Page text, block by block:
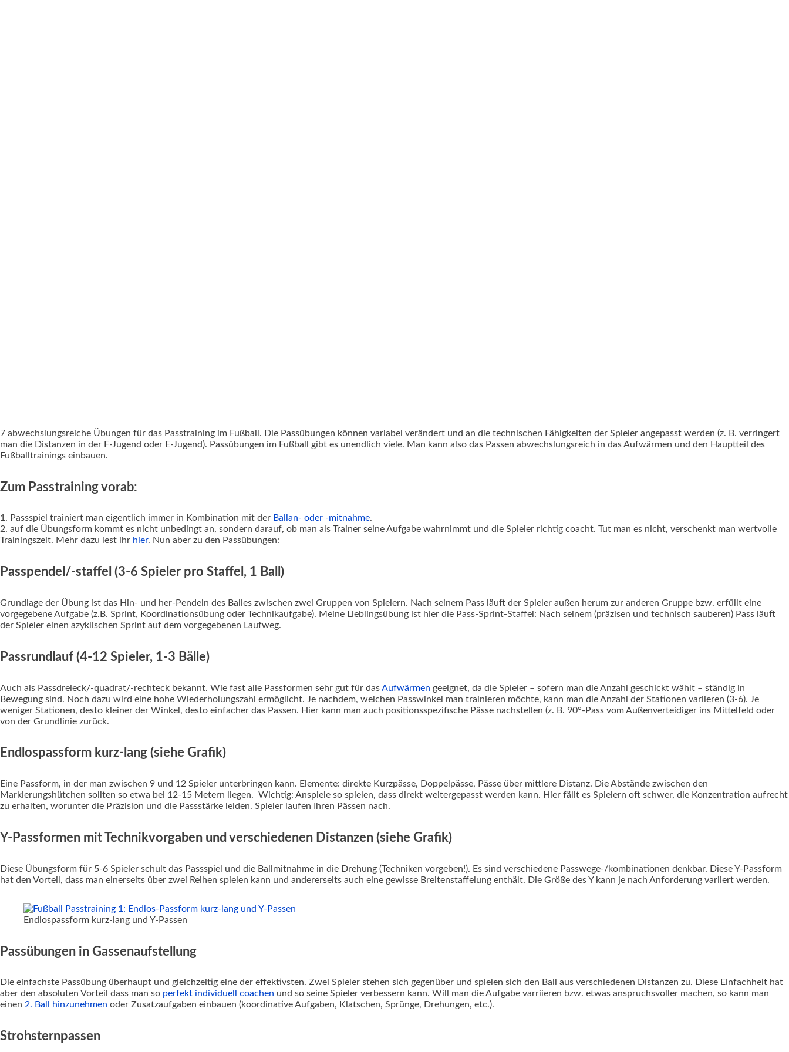
7 abwechslungsreiche Übungen für das Passtraining im Fußball. Die Passübungen können variabel verändert und an die technischen Fähigkeiten der Spieler angepasst werden (z. B. verringert
man die Distanzen in der F-Jugend oder E-Jugend). Passübungen im Fußball gibt es unendlich viele. Man kann also das Passen abwechslungsreich in das Aufwärmen und den Hauptteil des
Fußballtrainings einbauen.
Zum Passtraining vorab:
1. Passspiel trainiert man eigentlich immer in Kombination mit der Ballan- oder -mitnahme.
2. auf die Übungsform kommt es nicht unbedingt an, sondern darauf, ob man als Trainer seine Aufgabe wahrnimmt und die Spieler richtig coacht. Tut man es nicht, verschenkt man wertvolle
Trainingszeit. Mehr dazu lest ihr hier. Nun aber zu den Passübungen:
Passpendel/-staffel (3-6 Spieler pro Staffel, 1 Ball)
Grundlage der Übung ist das Hin- und her-Pendeln des Balles zwischen zwei Gruppen von Spielern. Nach seinem Pass läuft der Spieler außen herum zur anderen Gruppe bzw. erfüllt eine
vorgegebene Aufgabe (z.B. Sprint, Koordinationsübung oder Technikaufgabe). Meine Lieblingsübung ist hier die Pass-Sprint-Staffel: Nach seinem (präzisen und technisch sauberen) Pass läuft
der Spieler einen azyklischen Sprint auf dem vorgegebenen Laufweg.
Passrundlauf (4-12 Spieler, 1-3 Bälle)
Auch als Passdreieck/-quadrat/-rechteck bekannt. Wie fast alle Passformen sehr gut für dasAufwärmen geeignet, da die Spieler – sofern man die Anzahl geschickt wählt – ständig in
Bewegung sind. Noch dazu wird eine hohe Wiederholungszahl ermöglicht. Je nachdem, welchen Passwinkel man trainieren möchte, kann man die Anzahl der Stationen variieren (3-6). Je
weniger Stationen, desto kleiner der Winkel, desto einfacher das Passen. Hier kann man auch positionsspezifische Pässe nachstellen (z. B. 90°-Pass vom Außenverteidiger ins Mittelfeld oder
von der Grundlinie zurück.
Endlospassform kurz-lang (siehe Grafik)
Eine Passform, in der man zwischen 9 und 12 Spieler unterbringen kann. Elemente: direkte Kurzpässe, Doppelpässe, Pässe über mittlere Distanz. Die Abstände zwischen den
Markierungshütchen sollten so etwa bei 12-15 Metern liegen. Wichtig: Anspiele so spielen, dass direkt weitergepasst werden kann. Hier fällt es Spielern oft schwer, die Konzentration aufrecht
zu erhalten, worunter die Präzision und die Passstärke leiden. Spieler laufen Ihren Pässen nach.
Y-Passformen mit Technikvorgaben und verschiedenen Distanzen (siehe Grafik)
Diese Übungsform für 5-6 Spieler schult das Passspiel und die Ballmitnahme in die Drehung (Techniken vorgeben!). Es sind verschiedene Passwege-/kombinationen denkbar. Diese Y-Passform
hat den Vorteil, dass man einerseits über zwei Reihen spielen kann und andererseits auch eine gewisse Breitenstaffelung enthält. Die Größe des Y kann je nach Anforderung variiert werden.
Endlospassform kurz-lang und Y-Passen
Passübungen in Gassenaufstellung
Die einfachste Passübung überhaupt und gleichzeitig eine der effektivsten. Zwei Spieler stehen sich gegenüber und spielen sich den Ball aus verschiedenen Distanzen zu. Diese Einfachheit hat
aber den absoluten Vorteil dass man so perfekt individuell coachen und so seine Spieler verbessern kann. Will man die Aufgabe varriieren bzw. etwas anspruchsvoller machen, so kann man
einen 2. Ball hinzunehmen oder Zusatzaufgaben einbauen (koordinative Aufgaben, Klatschen, Sprünge, Drehungen, etc.).
Strohsternpassen